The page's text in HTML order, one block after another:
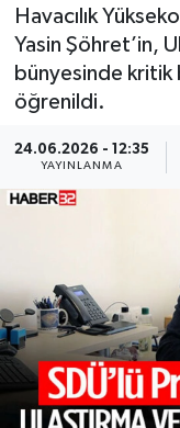
Havacılık
Yasin Şöhret’in,
bünyesinde
öğrenildi.
24.06.2026 - 12:35
YAYINLANMA
GENEL
Güncel
HABERDE
KÜLTÜR
MAGAZİN
Oyun
Haber Arşivi